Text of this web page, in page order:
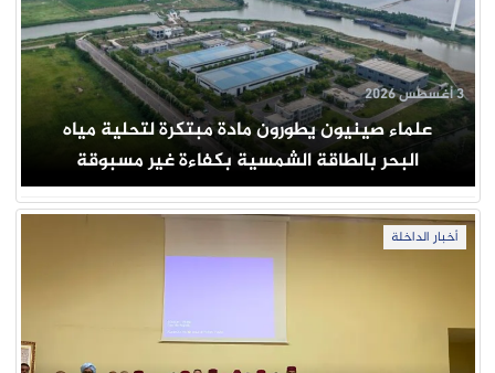
علماء صينيون يطورون مادة مبتكرة لتحلية مياه
البحر بالطاقة الشمسية بكفاءة غير مسبوقة
3 أغسطس 2026
أخبار الداخلة